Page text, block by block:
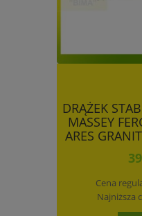
DRĄŻEK
MASSEY
ARES
Cena
Najniższa